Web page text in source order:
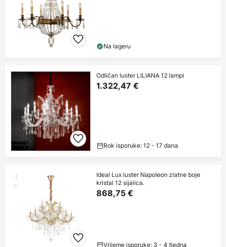
Na lageru
Odličan luster LILIANA 12 lampi
1.322,47 €
Rok isporuke: 12 - 17 dana
Ideal Lux luster Napoleon zlatne boje
kristal 12 sijalica.
868,75 €
Vrijeme isporuke: 3 - 4 tjedna